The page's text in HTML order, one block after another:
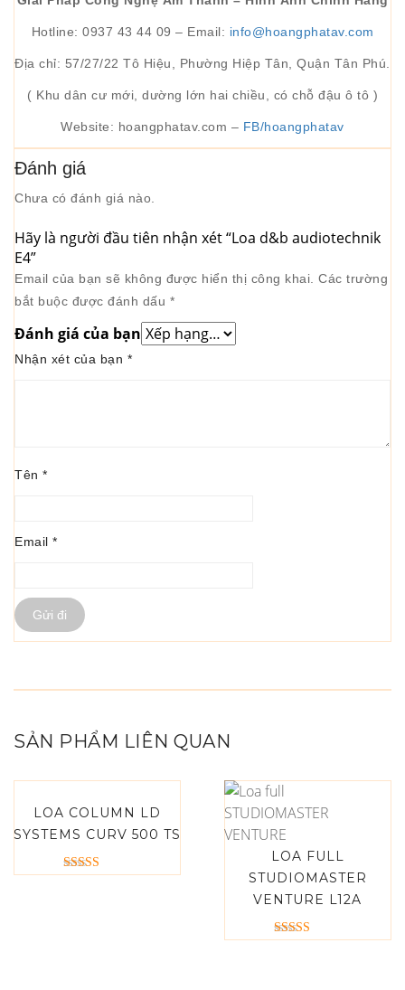
Hotline: 0937 43 44 09 – Email: info@hoangphatav.com
Địa chỉ: 57/27/22 Tô Hiệu, Phường Hiệp Tân, Quận Tân Phú.
( Khu dân cư mới, dường lớn hai chiều, có chỗ đậu ô tô )
Website: hoangphatav.com – FB/hoangphatav
Đánh giá
Chưa có đánh giá nào.
Hãy là người đầu tiên nhận xét “Loa d&b audiotechnik
E4”
Email của bạn sẽ không được hiển thị công khai. Các trường
bắt buộc được đánh dấu *
Đánh giá của bạn
Nhận xét của bạn *
Tên *
Email *
SẢN PHẨM LIÊN QUAN
LOA COLUMN LD
SYSTEMS CURV 500 TS
LOA FULL
STUDIOMASTER
VENTURE L12A